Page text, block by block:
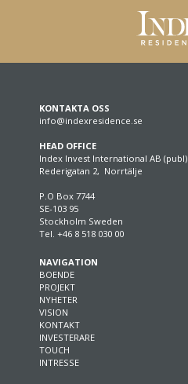
KONTAKTA OSS
info@indexresidence.se
HEAD OFFICE
Index Invest International AB (publ)
Rederigatan 2, Norrtälje
P.O Box 7744
SE-103 95
Stockholm Sweden
Tel. +46 8 518 030 00
NAVIGATION
BOENDE
PROJEKT
NYHETER
VISION
KONTAKT
INVESTERARE
TOUCH
INTRESSE